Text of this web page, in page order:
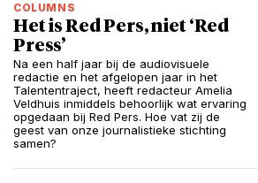
COLUMNS
Het is Red Pers, niet ‘Red
Press’
Na een half jaar bij de audiovisuele
redactie en het afgelopen jaar in het
Talententraject, heeft redacteur Amelia
Veldhuis inmiddels behoorlijk wat ervaring
opgedaan bij Red Pers. Hoe vat zij de
geest van onze journalistieke stichting
samen?